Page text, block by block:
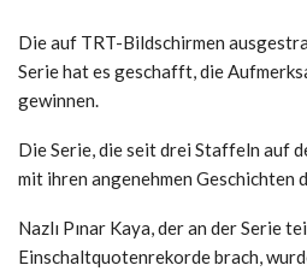
Die auf TRT-Bildschirmen
Serie hat es geschafft, die
gewinnen.
Die Serie, die seit drei Staffeln auf
mit ihren angenehmen Geschichten
Nazlı Pınar Kaya, der an der Serie
Einschaltquotenrekorde brach,